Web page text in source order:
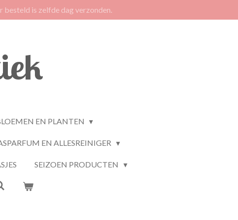
besteld is zelfde dag verzonden.
EN PLANTEN
EN ALLESREINIGER
SEIZOEN PRODUCTEN